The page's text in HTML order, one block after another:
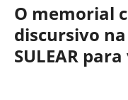
O memorial
discursivo
SULEAR